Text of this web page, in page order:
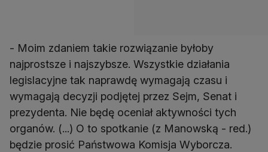
- Moim zdaniem takie rozwiązanie byłoby
najprostsze i najszybsze. Wszystkie działania
legislacyjne tak naprawdę wymagają czasu i
wymagają decyzji podjętej przez Sejm, Senat i
prezydenta. Nie będę oceniał aktywności tych
organów. (...) O to spotkanie (z Manowską - red.)
będzie prosić Państwowa Komisja Wyborcza.